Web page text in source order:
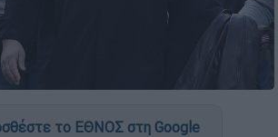
το ΕΘΝΟΣ στη Google